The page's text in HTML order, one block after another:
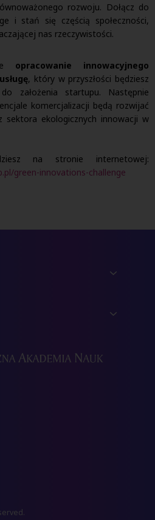
rozwoju. Dołącz do
i stań się częścią społeczności,
nas rzeczywistości.
opracowanie innowacyjnego
, który w przyszłości będziesz
założenia startupu. Następnie
komercjalizacji będą rozwijać
ekologicznych innowacji w
na stronie internetowej:
green-innovations-challenge